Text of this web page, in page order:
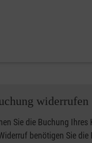
widerrufen
Sie die Buchung Ihres
benötigen Sie